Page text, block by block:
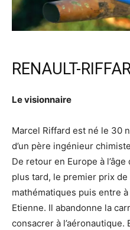
RENAULT-
Le visionnaire
Marcel Riffard est né le 30
d’un père ingénieur
De retour en Europe à
plus tard, le premier prix
mathématiques puis entre
Etienne. Il abandonne la
consacrer à